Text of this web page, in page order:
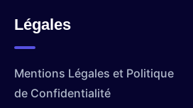
Légales
Mentions Légales et Politique
de Confidentialité